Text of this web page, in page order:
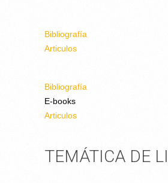
Bibliografía
Articulos
Bibliografía
E-books
Articulos
TEMÁTICA DE